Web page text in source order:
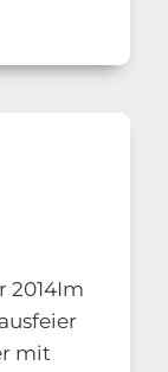
2014Im
mit